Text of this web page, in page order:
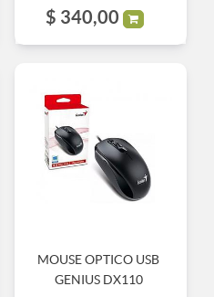
$ 340,00
MOUSE OPTICO USB
GENIUS DX110